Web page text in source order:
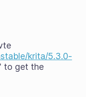
krita/5.3.0-
to get the